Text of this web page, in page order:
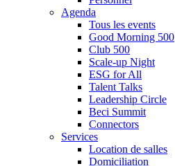
Agenda
Tous les events
Good Morning 500
Club 500
Scale-up Night
ESG for All
Talent Talks
Leadership Circle
Beci Summit
Connectors
Services
Location de salles
Domiciliation